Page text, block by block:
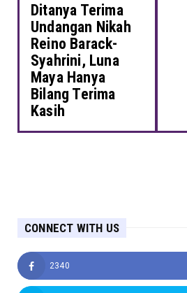
Ditanya Terima
Undangan Nikah
Reino Barack-
Syahrini, Luna
Maya Hanya
Bilang Terima
Kasih
CONNECT WITH US
2340